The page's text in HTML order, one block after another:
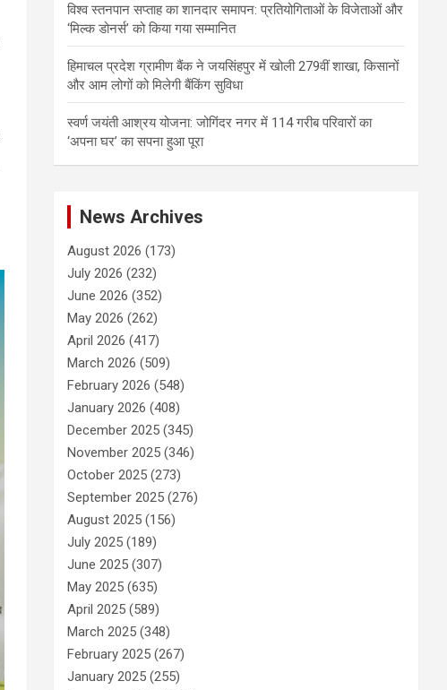
विश्व स्तनपान सप्ताह का शानदार समापन: प्रतियोगिताओं के विजेताओं और
‘मिल्क डोनर्स’ को किया गया सम्मानित
हिमाचल प्रदेश ग्रामीण बैंक ने जयसिंहपुर में खोली 279वीं शाखा, किसानों
और आम लोगों को मिलेगी बैंकिंग सुविधा
स्वर्ण जयंती आश्रय योजना: जोगिंदर नगर में 114 गरीब परिवारों का
‘अपना घर’ का सपना हुआ पूरा
News Archives
August 2026 (173)
July 2026 (232)
June 2026 (352)
May 2026 (262)
April 2026 (417)
March 2026 (509)
February 2026 (548)
January 2026 (408)
December 2025 (345)
November 2025 (346)
October 2025 (273)
September 2025 (276)
August 2025 (156)
July 2025 (189)
June 2025 (307)
May 2025 (635)
April 2025 (589)
March 2025 (348)
February 2025 (267)
January 2025 (255)